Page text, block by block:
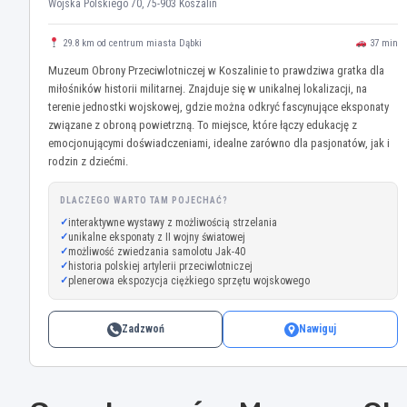
Wojska Polskiego 70, 75-903 Koszalin
29.8 km od centrum miasta Dąbki 37 min
Muzeum Obrony Przeciwlotniczej w Koszalinie to prawdziwa gratka dla
miłośników historii militarnej. Znajduje się w unikalnej lokalizacji, na
terenie jednostki wojskowej, gdzie można odkryć fascynujące eksponaty
związane z obroną powietrzną. To miejsce, które łączy edukację z
emocjonującymi doświadczeniami, idealne zarówno dla pasjonatów, jak i
rodzin z dziećmi.
DLACZEGO WARTO TAM POJECHAĆ?
interaktywne wystawy z możliwością strzelania
unikalne eksponaty z II wojny światowej
możliwość zwiedzania samolotu Jak-40
historia polskiej artylerii przeciwlotniczej
plenerowa ekspozycja ciężkiego sprzętu wojskowego
Zadzwoń Nawiguj